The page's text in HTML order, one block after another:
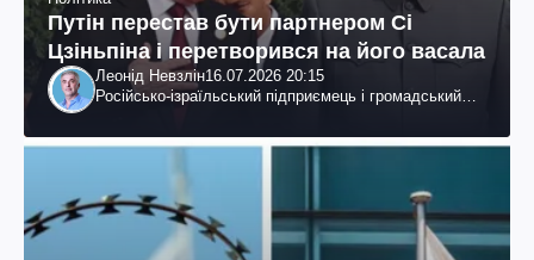
Путін перестав бути партнером Сі
Цзіньпіна і перетворився на його васала
Леонід Невзлін16.07.2026 20:15
Російсько-ізраїльський підприємець і громадський